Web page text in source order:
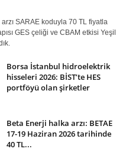
SARAE koduyla 70 TL fiyatla
GES çeliği ve CBAM etkisi Yeşil
Borsa İstanbul hidroelektrik
hisseleri 2026: BİST’te HES
portföyü olan şirketler
Beta Enerji halka arzı: BETAE
17-19 Haziran 2026 tarihinde
40 TL...